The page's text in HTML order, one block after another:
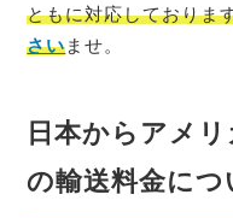
ともに対応しておりま
さいませ。
日本からアメ
の輸送料金につ